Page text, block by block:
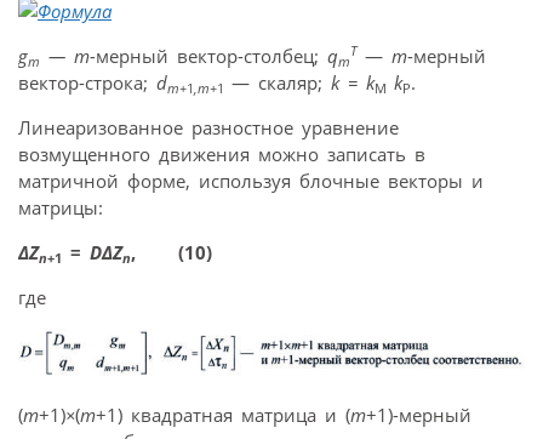
gm — m-мерный вектор-столбец; qm
T — m-мерный
вектор-строка; dm+1,m+1 — скаляр; k = kМ kР.
Линеаризованное разностное уравнение
возмущенного движения можно записать в
матричной форме, используя блочные векторы и
матрицы:
ΔZn+1 = DΔZn, (10)
где
(m+1)×(m+1) квадратная матрица и (m+1)-мерный